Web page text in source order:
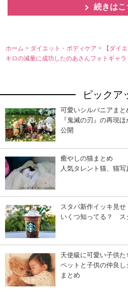
続きはこ
ホーム > ダイエット・ボディケア>
【ダイ
キロの減量に成功したのあさんフォトギャ
ピックア
可愛いシルバニアまと
『鬼滅の刃』の再現
公開
癒やしの猫まとめ
人気タレント猫、猫
スタバ新作イッキ見せ
いくつ知ってる？ ス
天使級に可愛い子供た
ペットと子供の仲良
まとめ